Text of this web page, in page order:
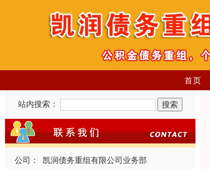
首页
站内搜索：
公司：
凯润债务重组有限公司业务部